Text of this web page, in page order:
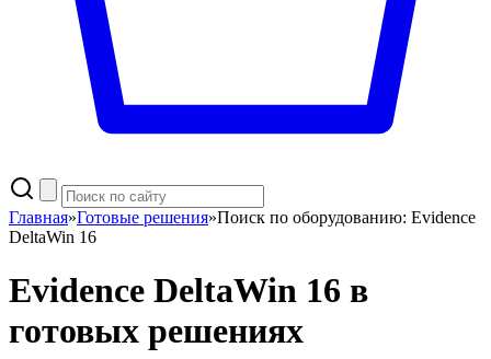
Главная»Готовые решения»Поиск по оборудованию: Evidence
DeltaWin 16
Evidence DeltaWin 16 в
готовых решениях